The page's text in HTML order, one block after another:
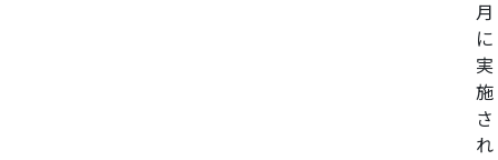
月
に
実
施
さ
れ